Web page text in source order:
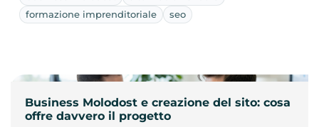
formazione imprenditoriale
seo
Business Molodost e creazione del sito: cosa
offre davvero il progetto